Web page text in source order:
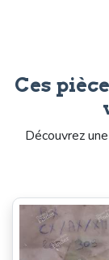
Ces
Découvrez